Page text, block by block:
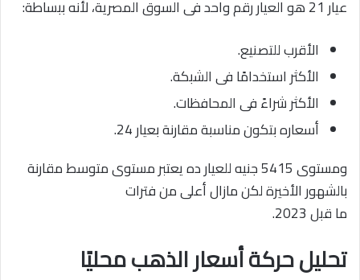
عيار 21 هو العيار رقم واحد فى السوق المصرية، لأنه ببساطة:
الأقرب للتصنيع.
الأكثر استخدامًا فى الشبكة.
الأكثر شراءً فى المحافظات.
أسعاره بتكون مناسبة مقارنة بعيار 24.
ومستوى 5415 جنيه للعيار ده يعتبر مستوى متوسط مقارنة
بالشهور الأخيرة لكن مازال أعلى من فترات
ما قبل 2023.
تحليل حركة أسعار الذهب محليًا